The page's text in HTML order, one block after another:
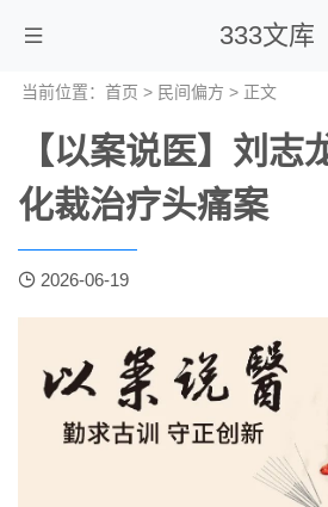
333文库
当前位置： 首页 > 民间偏方 > 正文
【以案说医】刘志
化裁治疗头痛案
2026-06-19